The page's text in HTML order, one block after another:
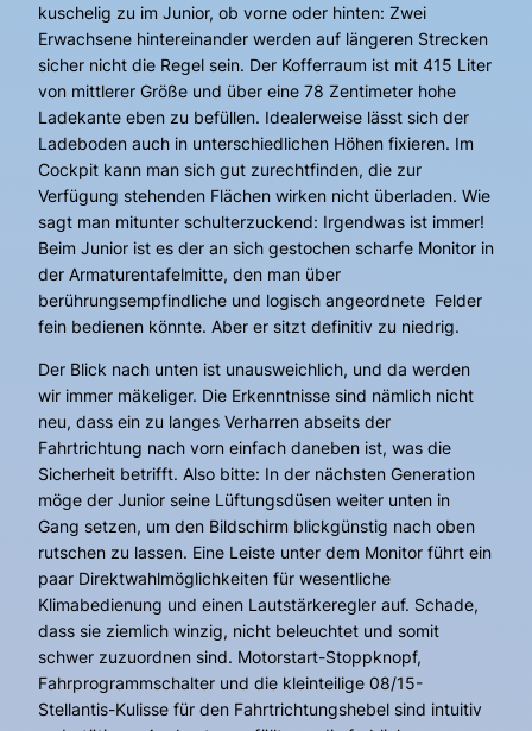
kuschelig zu im Junior, ob vorne oder hinten: Zwei
Erwachsene hintereinander werden auf längeren Strecken
sicher nicht die Regel sein. Der Kofferraum ist mit 415 Liter
von mittlerer Größe und über eine 78 Zentimeter hohe
Ladekante eben zu befüllen. Idealerweise lässt sich der
Ladeboden auch in unterschiedlichen Höhen fixieren. Im
Cockpit kann man sich gut zurechtfinden, die zur
Verfügung stehenden Flächen wirken nicht überladen. Wie
sagt man mitunter schulterzuckend: Irgendwas ist immer!
Beim Junior ist es der an sich gestochen scharfe Monitor in
der Armaturentafelmitte, den man über
berührungsempfindliche und logisch angeordnete Felder
fein bedienen könnte. Aber er sitzt definitiv zu niedrig.
Der Blick nach unten ist unausweichlich, und da werden
wir immer mäkeliger. Die Erkenntnisse sind nämlich nicht
neu, dass ein zu langes Verharren abseits der
Fahrtrichtung nach vorn einfach daneben ist, was die
Sicherheit betrifft. Also bitte: In der nächsten Generation
möge der Junior seine Lüftungsdüsen weiter unten in
Gang setzen, um den Bildschirm blickgünstig nach oben
rutschen zu lassen. Eine Leiste unter dem Monitor führt ein
paar Direktwahlmöglichkeiten für wesentliche
Klimabedienung und einen Lautstärkeregler auf. Schade,
dass sie ziemlich winzig, nicht beleuchtet und somit
schwer zuzuordnen sind. Motorstart-Stoppknopf,
Fahrprogrammschalter und die kleinteilige 08/15-
Stellantis-Kulisse für den Fahrtrichtungshebel sind intuitiv